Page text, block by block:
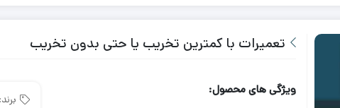
تعمیرات با کمترین تخریب یا حتی بدون تخریب
ویژگی های محصول:
برند: